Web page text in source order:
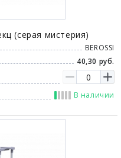
(серая мистерия)
BEROSSI
40,30 руб.
В наличии